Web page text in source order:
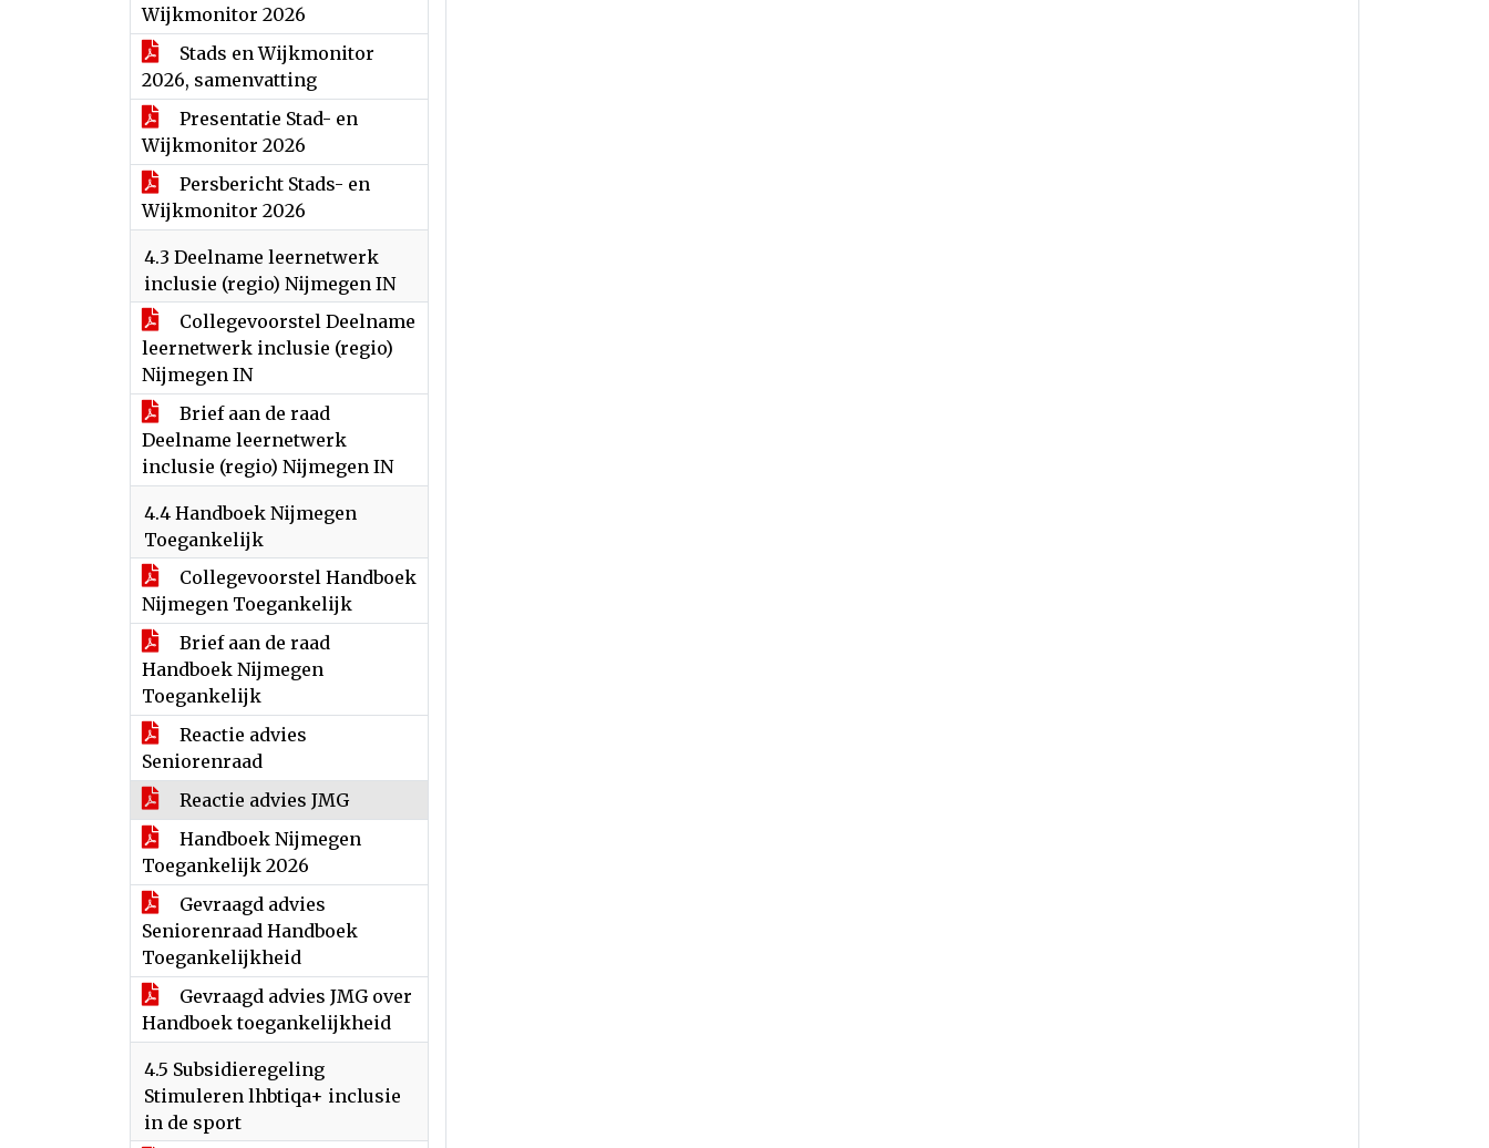
Wijkmonitor 2026
Stads en Wijkmonitor
2026, samenvatting
Presentatie Stad- en
Wijkmonitor 2026
Persbericht Stads- en
Wijkmonitor 2026
4.3 Deelname leernetwerk
inclusie (regio) Nijmegen IN
Collegevoorstel Deelname
leernetwerk inclusie (regio)
Nijmegen IN
Brief aan de raad
Deelname leernetwerk
inclusie (regio) Nijmegen IN
4.4 Handboek Nijmegen
Toegankelijk
Collegevoorstel Handboek
Nijmegen Toegankelijk
Brief aan de raad
Handboek Nijmegen
Toegankelijk
Reactie advies
Seniorenraad
Reactie advies JMG
Handboek Nijmegen
Toegankelijk 2026
Gevraagd advies
Seniorenraad Handboek
Toegankelijkheid
Gevraagd advies JMG over
Handboek toegankelijkheid
4.5 Subsidieregeling
Stimuleren lhbtiqa+ inclusie
in de sport